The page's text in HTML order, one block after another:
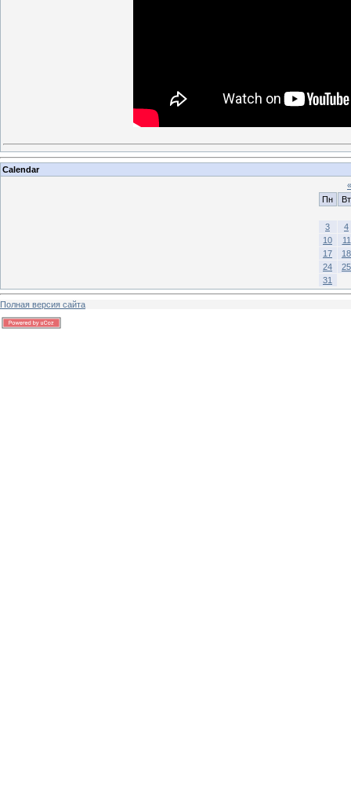
Calendar
«
Пн
Вт
3
4
10
11
17
18
24
25
31
Полная версия сайта